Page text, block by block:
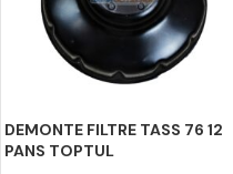
DEMONTE FILTRE TASS 76 12
PANS TOPTUL